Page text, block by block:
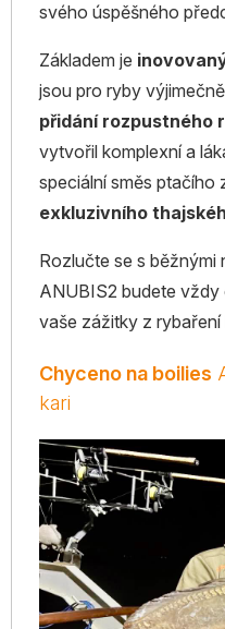
svého úspěšného
Základem je
jsou pro ryby
přidání rozpustného
vytvořil komplexní a
speciální směs ptačího
exkluzivního
Rozlučte se s běžnými
ANUBIS2 budete vždy
vaše zážitky z
Chyceno na boilies
kari